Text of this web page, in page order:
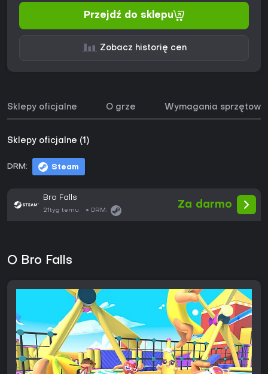
Przejdź do sklepu
Zobacz historię cen
Sklepy oficjalne O grze Wymagania sprzętowe
Sklepy oficjalne (1)
DRM: Steam
Bro Falls
21tyg temu DRM:
Za darmo
O Bro Falls